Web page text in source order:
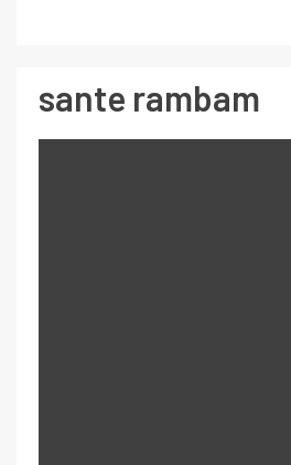
sante rambam